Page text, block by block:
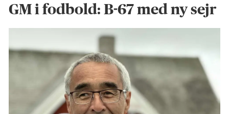
GM i fodbold: B-67 med ny sejr